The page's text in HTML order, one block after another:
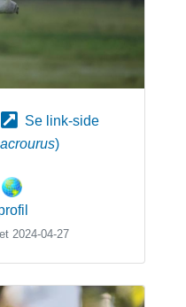
Se link-side
)
2024-04-27